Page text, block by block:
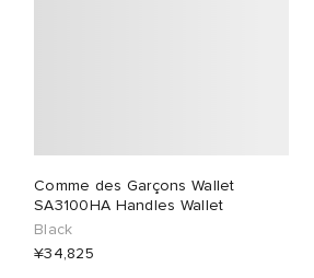
Comme des Garçons Wallet
SA3100HA Handles Wallet
Black
¥34,825